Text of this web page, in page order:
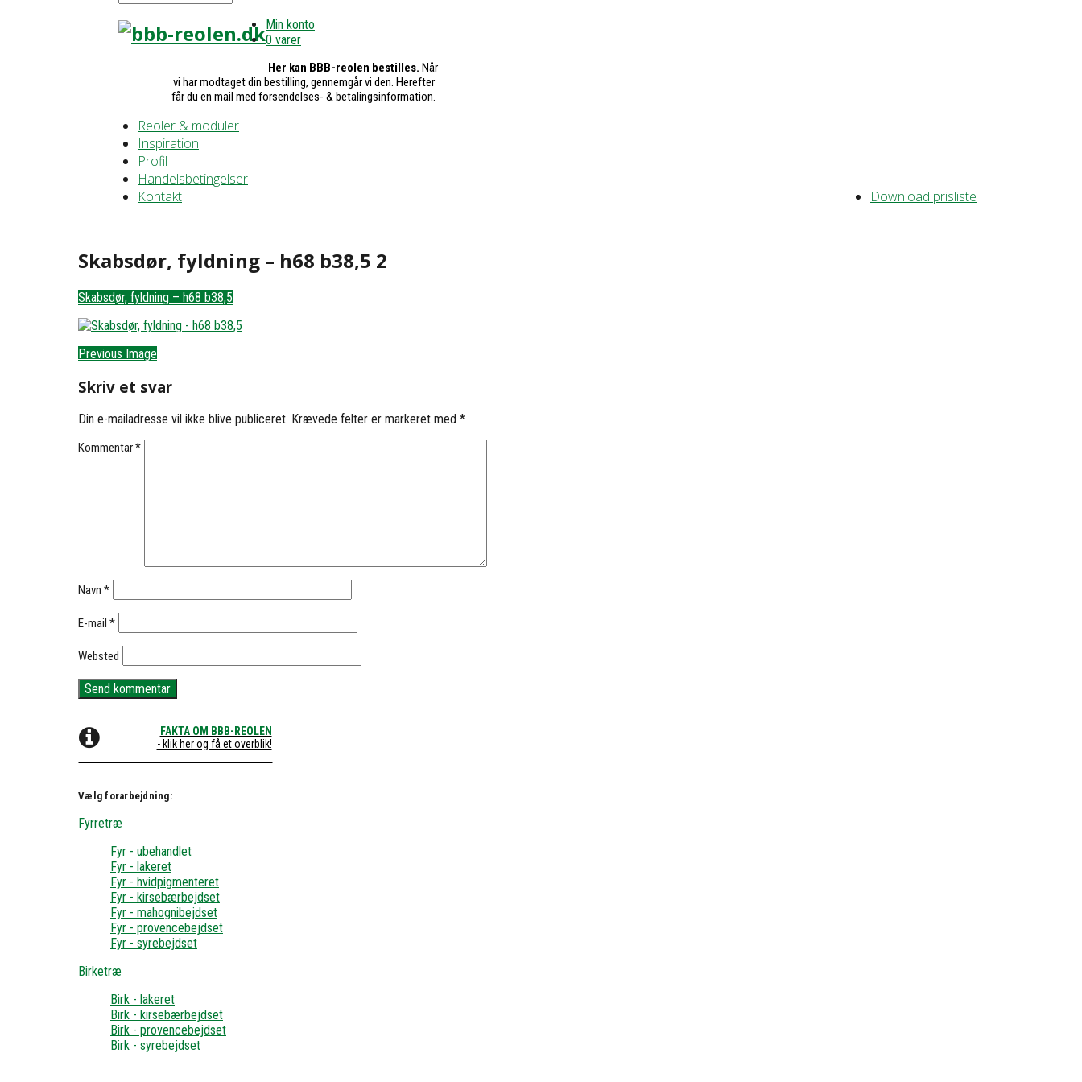
Min konto
0 varer
Her kan BBB-reolen bestilles. Når
vi har modtaget din bestilling, gennemgår vi den. Herefter
får du en mail med forsendelses- & betalingsinformation.
Reoler & moduler
Inspiration
Profil
Handelsbetingelser
Download prisliste
Kontakt
Skabsdør, fyldning – h68 b38,5 2
Skabsdør, fyldning – h68 b38,5
Previous Image
Skriv et svar
Din e-mailadresse vil ikke blive publiceret. Krævede felter er markeret med *
Kommentar*
Navn *
E-mail *
Websted
FAKTA OM BBB-REOLEN
- klik her og få et overblik!
Vælg forarbejdning:
Fyrretræ
Fyr - ubehandlet
Fyr - lakeret
Fyr - hvidpigmenteret
Fyr - kirsebærbejdset
Fyr - mahognibejdset
Fyr - provencebejdset
Fyr - syrebejdset
Birketræ
Birk - lakeret
Birk - kirsebærbejdset
Birk - provencebejdset
Birk - syrebejdset